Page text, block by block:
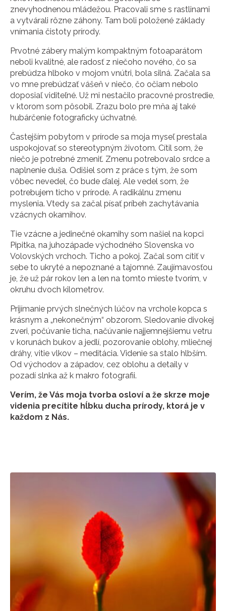
znevyhodnenou mládežou. Pracovali sme s rastlinami
a vytvárali rôzne záhony. Tam boli položené základy
vnímania čistoty prírody.
Prvotné zábery malým kompaktným fotoaparátom
neboli kvalitné, ale radosť z niečoho nového, čo sa
prebúdza hlboko v mojom vnútri, bola silná. Začala sa
vo mne prebúdzať vášeň v niečo, čo očiam nebolo
doposiaľ viditeľné. Už mi nestačilo pracovné prostredie,
v ktorom som pôsobil. Zrazu bolo pre mňa aj také
hubárčenie fotograficky úchvatné.
Častejším pobytom v prírode sa moja myseľ prestala
uspokojovať so stereotypným životom. Cítil som, že
niečo je potrebné zmeniť. Zmenu potrebovalo srdce a
naplnenie duša. Odišiel som z práce s tým, že som
vôbec nevedel, čo bude ďalej. Ale vedel som, že
potrebujem ticho v prírode. A radikálnu zmenu
myslenia. Vtedy sa začal písať príbeh zachytávania
vzácnych okamihov.
Tie vzácne a jedinečné okamihy som našiel na kopci
Pipitka, na juhozápade východného Slovenska vo
Volovských vrchoch. Ticho a pokoj. Začal som cítiť v
sebe to ukryté a nepoznané a tajomné. Zaujímavosťou
je, že už pár rokov len a len na tomto mieste tvorím, v
okruhu dvoch kilometrov.
Prijímanie prvých slnečných lúčov na vrchole kopca s
krásnym a „nekonečným“ obzorom. Sledovanie divokej
zveri, počúvanie ticha, načúvanie najjemnejšiemu vetru
v korunách bukov a jedlí, pozorovanie oblohy, mliečnej
dráhy, vitie vlkov – meditácia. Videnie sa stalo hlbším.
Od východov a západov, cez oblohu a detaily v
pozadí slnka až k makro fotografii.
Verím, že Vás moja tvorba osloví a že skrze moje
videnia precítite hĺbku ducha prírody, ktorá je v
každom z Nás.